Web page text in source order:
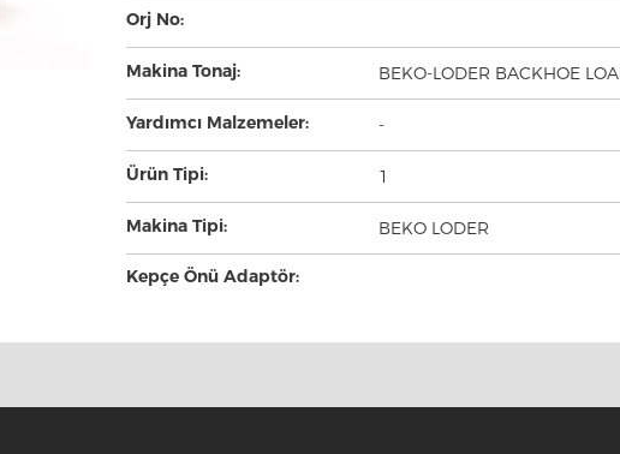
Orj No:
Makina Tonaj: BEKO-LODER BACKHOE
Yardımcı Malzemeler: -
Ürün Tipi: 1
Makina Tipi: BEKO LODER
Kepçe Önü Adaptör: